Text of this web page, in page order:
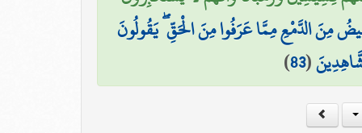
مِنَ الدَّمْعِ مِمَّا عَرَفُوا مِنَ الْحَقِّ ۖ يَقُولُونَ
(
83
)